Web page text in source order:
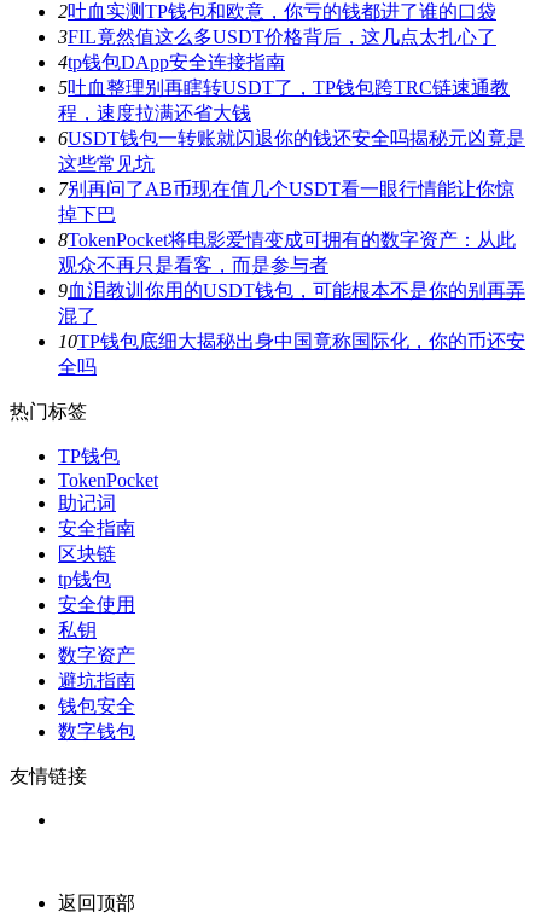
2吐血实测TP钱包和欧意，你亏的钱都进了谁的口袋
3FIL竟然值这么多USDT价格背后，这几点太扎心了
4tp钱包DApp安全连接指南
5吐血整理别再瞎转USDT了，TP钱包跨TRC链速通教
程，速度拉满还省大钱
6USDT钱包一转账就闪退你的钱还安全吗揭秘元凶竟是
这些常见坑
7别再问了AB币现在值几个USDT看一眼行情能让你惊
掉下巴
8TokenPocket将电影爱情变成可拥有的数字资产：从此
观众不再只是看客，而是参与者
9血泪教训你用的USDT钱包，可能根本不是你的别再弄
混了
10TP钱包底细大揭秘出身中国竟称国际化，你的币还安
全吗
热门标签
TP钱包
TokenPocket
助记词
安全指南
区块链
tp钱包
安全使用
私钥
数字资产
避坑指南
钱包安全
数字钱包
友情链接
返回顶部